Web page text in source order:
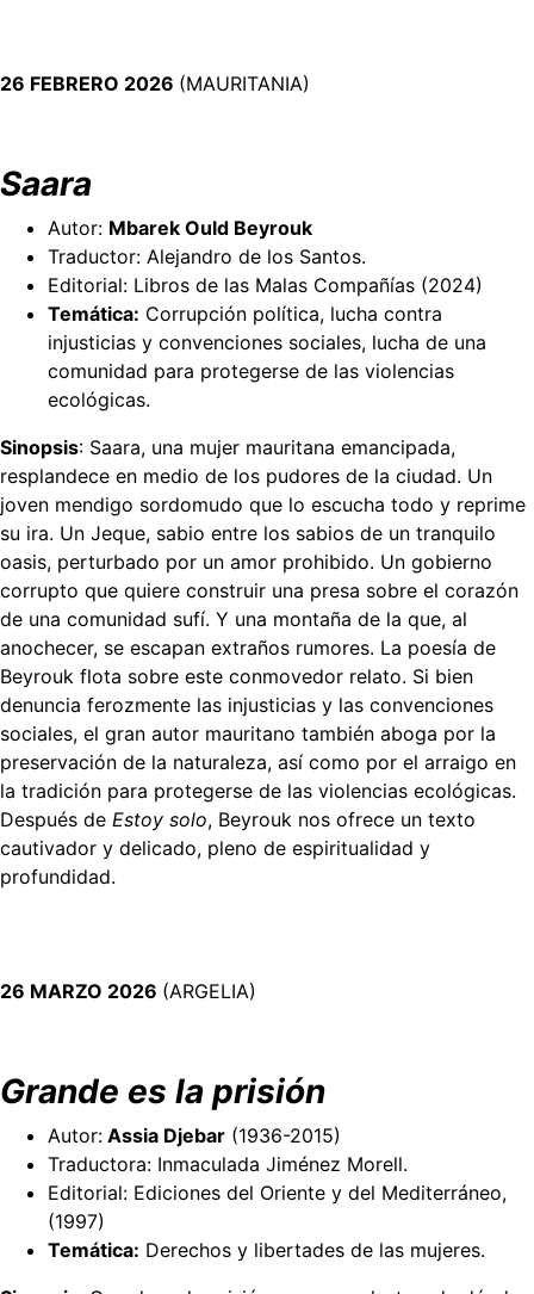
26 FEBRERO 2026 (MAURITANIA)
Saara
Autor: Mbarek Ould Beyrouk
Traductor: Alejandro de los Santos.
Editorial: Libros de las Malas Compañías (2024)
Temática: Corrupción política, lucha contra
injusticias y convenciones sociales, lucha de una
comunidad para protegerse de las violencias
ecológicas.
Sinopsis: Saara, una mujer mauritana emancipada,
resplandece en medio de los pudores de la ciudad. Un
joven mendigo sordomudo que lo escucha todo y reprime
su ira. Un Jeque, sabio entre los sabios de un tranquilo
oasis, perturbado por un amor prohibido. Un gobierno
corrupto que quiere construir una presa sobre el corazón
de una comunidad sufí. Y una montaña de la que, al
anochecer, se escapan extraños rumores. La poesía de
Beyrouk flota sobre este conmovedor relato. Si bien
denuncia ferozmente las injusticias y las convenciones
sociales, el gran autor mauritano también aboga por la
preservación de la naturaleza, así como por el arraigo en
la tradición para protegerse de las violencias ecológicas.
Después de Estoy solo, Beyrouk nos ofrece un texto
cautivador y delicado, pleno de espiritualidad y
profundidad.
26 MARZO 2026 (ARGELIA)
Grande es la prisión
Autor: Assia Djebar (1936-2015)
Traductora: Inmaculada Jiménez Morell.
Editorial: Ediciones del Oriente y del Mediterráneo,
(1997)
Temática: Derechos y libertades de las mujeres.